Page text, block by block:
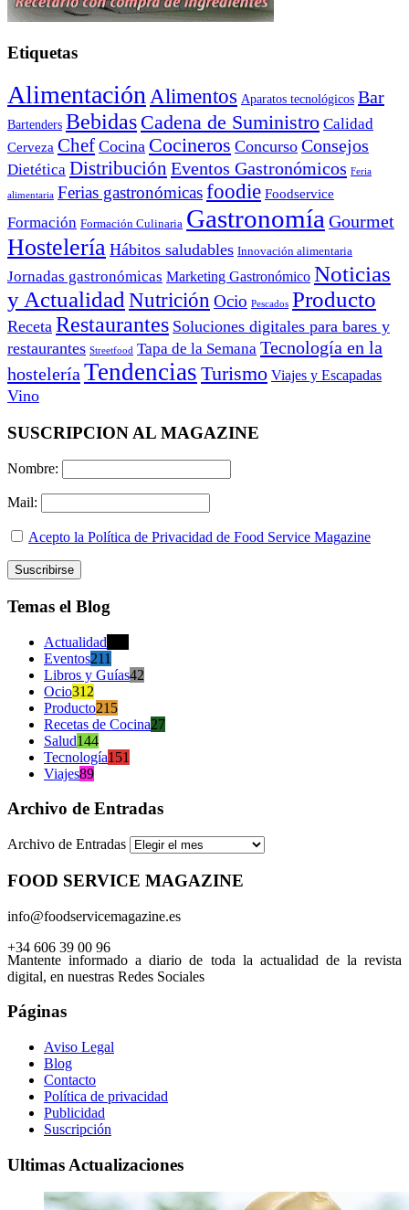
Etiquetas
Alimentación Alimentos Aparatos tecnológicos Bar
Bartenders Bebidas Cadena de Suministro Calidad
Cerveza Chef Cocina Cocineros Concurso Consejos
Dietética Distribución Eventos Gastronómicos Feria
alimentaria Ferias gastronómicasfoodie Foodservice
Formación Formación Culinaria Gastronomía Gourmet
Hostelería Hábitos saludables Innovación alimentaria
Jornadas gastronómicas Marketing Gastronómico Noticias
y Actualidad Nutrición Ocio Pescados Producto
Receta Restaurantes Soluciones digitales para bares y
restaurantes Streetfood Tapa de la Semana Tecnología en la
hostelería Tendencias Turismo Viajes y Escapadas
Vino
SUSCRIPCION AL MAGAZINE
Nombre:
Mail:
Acepto la Política de Privacidad de Food Service Magazine
Temas el Blog
Actualidad
Eventos211
Libros y Guías42
Ocio312
Producto215
Recetas de Cocina27
Salud144
Tecnología151
Viajes89
Archivo de Entradas
Archivo de Entradas
FOOD SERVICE MAGAZINE
info@foodservicemagazine.es
+34 606 39 00 96
Mantente informado a diario de toda la actualidad de la revista
digital, en nuestras Redes Sociales
Páginas
Aviso Legal
Blog
Contacto
Política de privacidad
Publicidad
Suscripción
Ultimas Actualizaciones